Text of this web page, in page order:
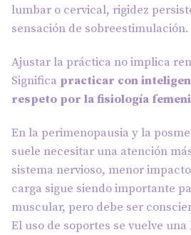
lumbar o cervical, rigidez
sensación de sobreestimulación.
Ajustar la práctica no implica
Significa practicar con
respeto por la fisiología
En la perimenopausia y la
suele necesitar una atención
sistema nervioso, menor
carga sigue siendo importante
muscular, pero debe ser
El uso de soportes se vuelve